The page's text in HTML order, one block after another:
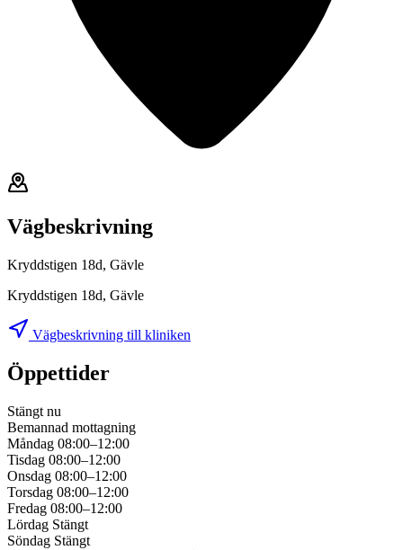
Vägbeskrivning
Kryddstigen 18d, Gävle
Kryddstigen 18d, Gävle
Vägbeskrivning till kliniken
Öppettider
Stängt nu
Bemannad mottagning
Måndag 08:00–12:00
Tisdag 08:00–12:00
Onsdag 08:00–12:00
Torsdag 08:00–12:00
Fredag 08:00–12:00
Lördag Stängt
Söndag Stängt